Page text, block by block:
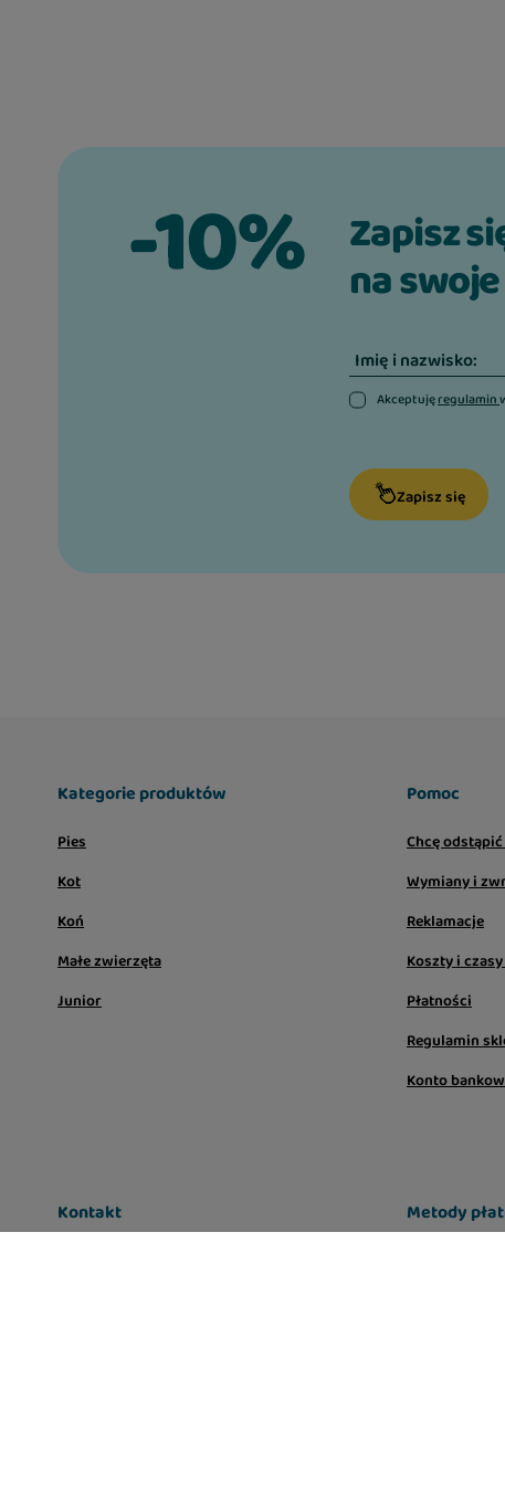
-10% Zapisz
na
Imię i nazwisko:
Akceptujęregulamin
Zapisz się
Kategorie produktów
Pies
Kot
Koń
Małe zwierzęta
Junior
Pomoc
Chcę
Wymiany i
Reklamacje
Koszty i
Płatności
Regulamin
Konto
Kontakt Metody